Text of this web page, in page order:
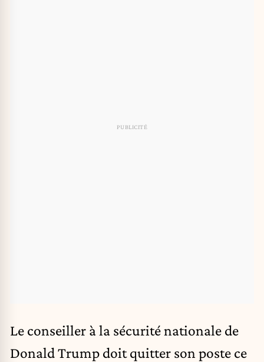
Le conseiller à la sécurité nationale de
Donald Trump doit quitter son poste ce